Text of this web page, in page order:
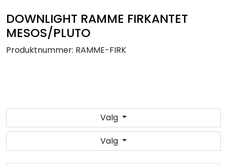
DOWNLIGHT RAMME FIRKANTET
MESOS/PLUTO
Produktnummer: RAMME-FIRK
Valg
Valg
Sluttsalg